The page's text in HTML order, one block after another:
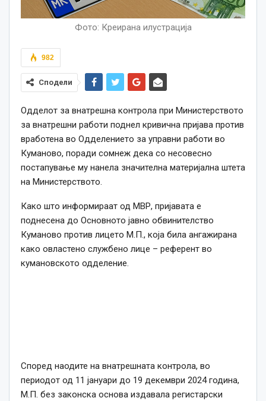
Фото: Креирана илустрација
982
Сподели
Одделот за внатрешна контрола при Министерството
за внатрешни работи поднел кривична пријава против
вработена во Одделението за управни работи во
Куманово, поради сомнеж дека со несовесно
постапување му нанела значителна материјална штета
на Министерството.
Како што информираат од МВР, пријавата е
поднесена до Основното јавно обвинителство
Куманово против лицето М.П., која била ангажирана
како овластено службено лице – референт во
кумановското одделение.
Според наодите на внатрешната контрола, во
периодот од 11 јануари до 19 декември 2024 година,
М.П. без законска основа издавала регистарски